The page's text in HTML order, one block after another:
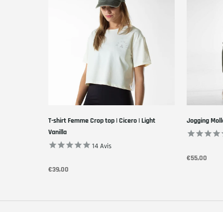
T-shirt Femme Crop top | Cicero | Light
Vanilla
14 Avis
€39,00
Jogging
€55,00